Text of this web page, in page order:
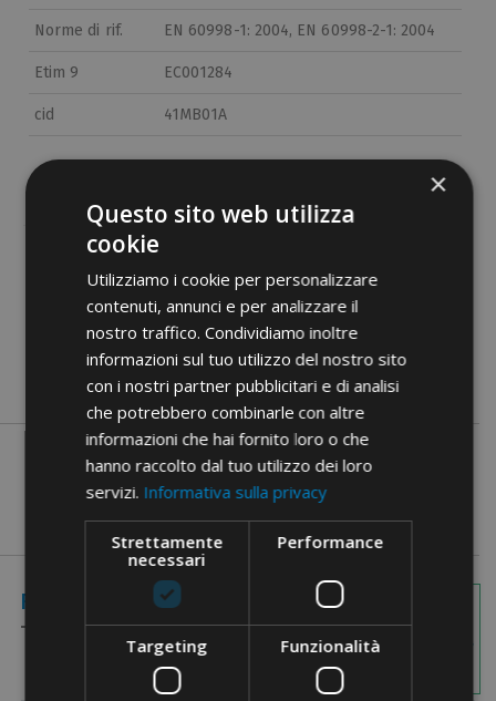
Norme di rif. EN 60998-1: 2004, EN 60998-2-1: 2004
Etim 9 EC001284
cid 41MB01A
Documenti PDF
Immagini
Quote
Referenze
×
Questo sito web utilizza
cookie
Utilizziamo i cookie per personalizzare
contenuti, annunci e per analizzare il
nostro traffico. Condividiamo inoltre
informazioni sul tuo utilizzo del nostro sito
con i nostri partner pubblicitari e di analisi
che potrebbero combinarle con altre
informazioni che hai fornito loro o che
hanno raccolto dal tuo utilizzo dei loro
servizi. Informativa sulla privacy
Strettamente
necessari
Performance
Targeting Funzionalità